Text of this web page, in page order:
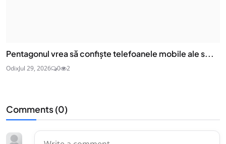
Pentagonul vrea să confiște telefoanele mobile ale s...
OdixJul 29, 2026 0 2
Comments (0)